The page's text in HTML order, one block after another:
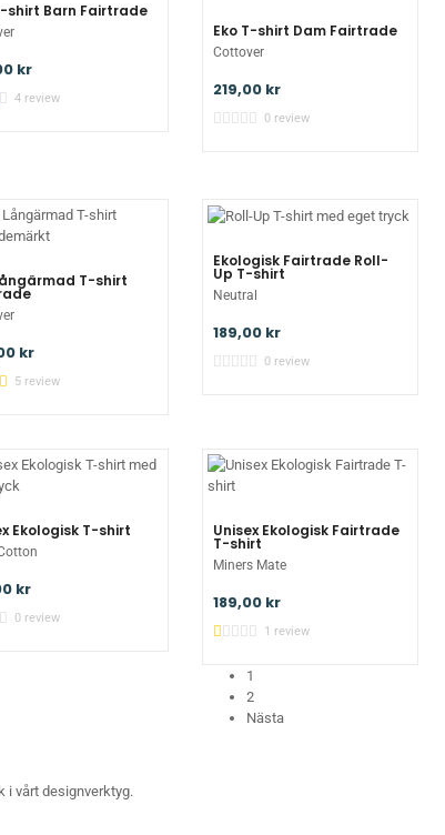
shirt Barn Fairtrade
kr
4 review
Eko T-shirt Dam Fairtrade
Cottover
219,00 kr
0 review
T-shirt
kr
5 review
Ekologisk Fairtrade Roll-
Up T-shirt
Neutral
189,00 kr
0 review
Ekologisk T-shirt
kr
0 review
Unisex Ekologisk Fairtrade
T-shirt
Miners Mate
189,00 kr
1 review
1
2
Nästa
i vårt designverktyg.